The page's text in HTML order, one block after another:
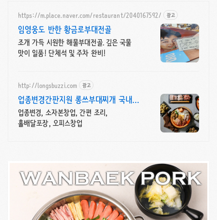
https://m.place.naver.com/restaurant/2040167592/ 광고
임영웅도 반한 황금로부대전골
조개 가득 시원한 해물부대전골. 깊은 국물
맛이 일품! 단체석 및 주차 완비!
http://longsbuzzi.com 광고
업종변경간판지원 롱쓰부대찌개 국내산
100% 햄쏘세지
업종변경, 소자본창업, 간편 조리,
홀배달포장, 오피스창업